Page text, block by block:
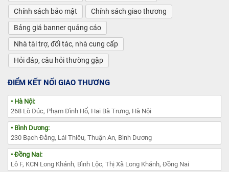
Chính sách bảo mật
Chính sách giao thương
Bảng giá banner quảng cáo
Nhà tài trợ, đối tác, nhà cung cấp
Hỏi đáp, câu hỏi thường gặp
ĐIỂM KẾT NỐI GIAO THƯƠNG
• Hà Nội:
268 Lò Đúc, Phạm Đình Hổ, Hai Bà Trưng, Hà Nội
• Bình Dương:
230 Bạch Đằng, Lái Thiêu, Thuận An, Bình Dương
• Đồng Nai:
Lô F, KCN Long Khánh, Bình Lộc, Thị Xã Long Khánh, Đồng Nai